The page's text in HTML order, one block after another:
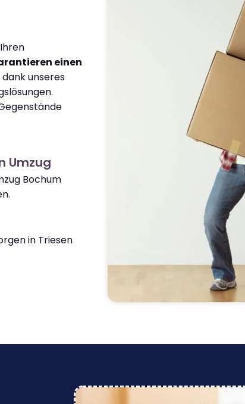
einen
unseres
Umzug
Bochum
in Triesen